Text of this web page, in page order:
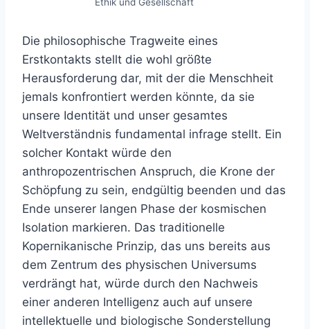
Ethik und Gesellschaft
Die philosophische Tragweite eines
Erstkontakts stellt die wohl größte
Herausforderung dar, mit der die Menschheit
jemals konfrontiert werden könnte, da sie
unsere Identität und unser gesamtes
Weltverständnis fundamental infrage stellt. Ein
solcher Kontakt würde den
anthropozentrischen Anspruch, die Krone der
Schöpfung zu sein, endgültig beenden und das
Ende unserer langen Phase der kosmischen
Isolation markieren. Das traditionelle
Kopernikanische Prinzip, das uns bereits aus
dem Zentrum des physischen Universums
verdrängt hat, würde durch den Nachweis
einer anderen Intelligenz auch auf unsere
intellektuelle und biologische Sonderstellung